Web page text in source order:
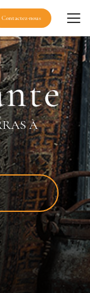
Contactez-nous
À